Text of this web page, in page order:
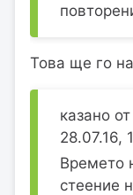
Това ще го
казано
28.07.16,
Времето
стеение